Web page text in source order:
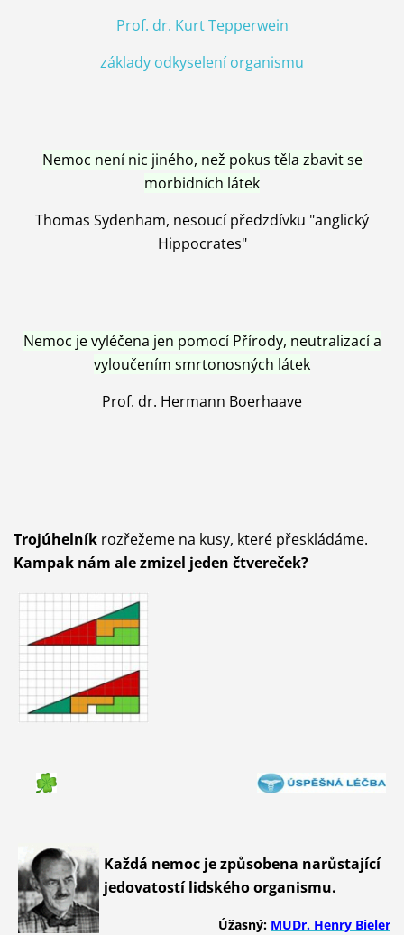
Prof. dr. Kurt Tepperwein
základy odkyselení organismu
Nemoc není nic jiného, než pokus těla zbavit se
morbidních látek
Thomas Sydenham, nesoucí předzdívku "anglický
Hippocrates"
Nemoc je vyléčena jen pomocí Přírody, neutralizací a
vyloučením smrtonosných látek
Prof. dr. Hermann Boerhaave
Trojúhelníkrozřežeme na kusy, které přeskládáme.
Kampak nám ale zmizel jeden čtvereček?
Každá nemoc je způsobena narůstající
jedovatostí lidského organismu.
Úžasný: MUDr. Henry Bieler